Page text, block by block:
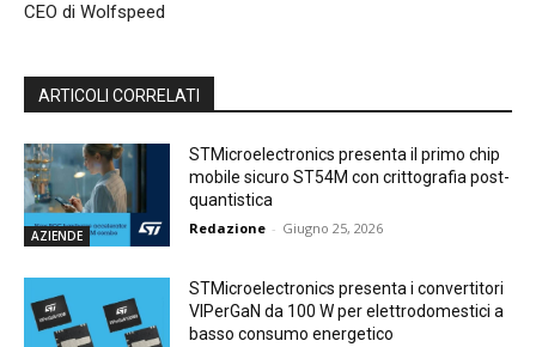
CEO di Wolfspeed
ARTICOLI CORRELATI
AZIENDE
STMicroelectronics presenta il primo chip
mobile sicuro ST54M con crittografia post-
quantistica
Redazione - Giugno 25, 2026
STMicroelectronics presenta i convertitori
VIPerGaN da 100 W per elettrodomestici a
basso consumo energetico